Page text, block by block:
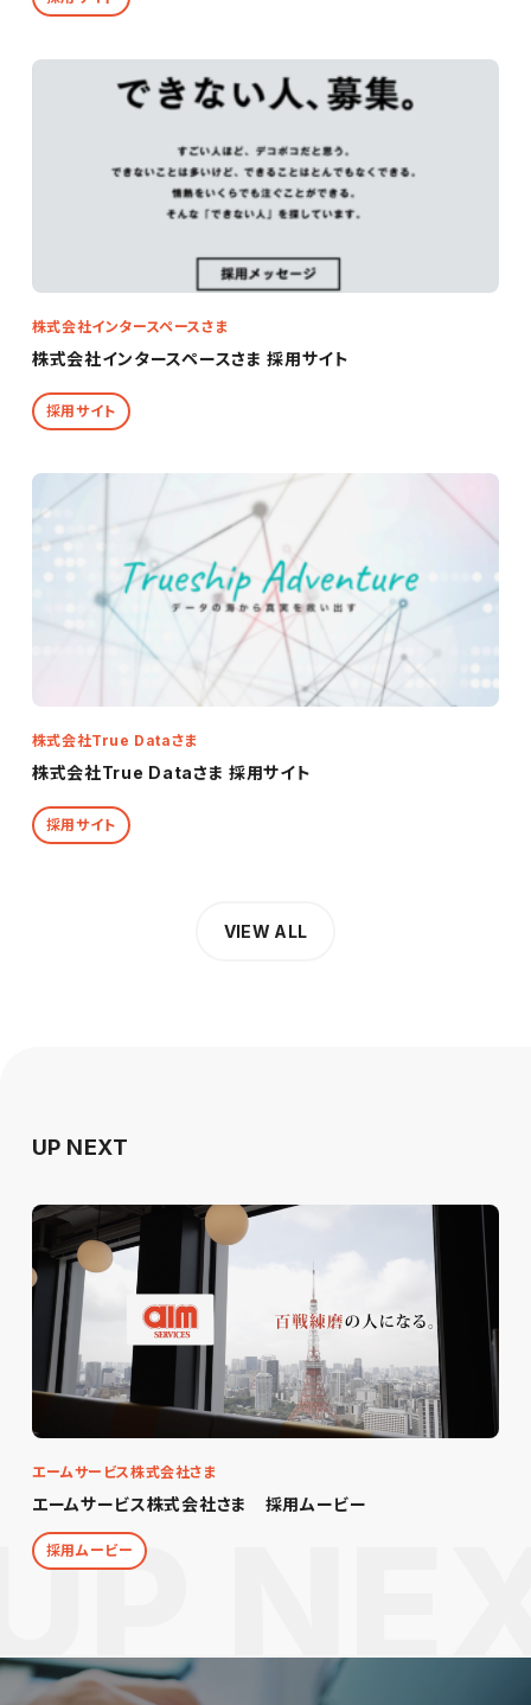
株式会社インタースペースさま
株式会社インタースペースさま 採用サイト
採用サイト
株式会社True Dataさま
株式会社True Dataさま 採用サイト
採用サイト
VIEW ALL
UP NEXT
エームサービス株式会社さま
エームサービス株式会社さま 採用ムービー
採用ムービー